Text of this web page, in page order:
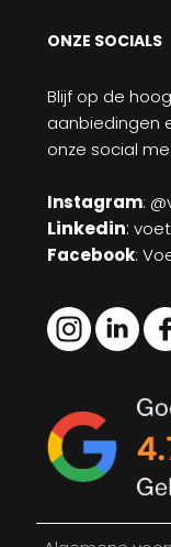
ONZE SOCIALS
Blijf op de
aanbiedingen
onze social
Instagram:
Linkedin:
Facebook: